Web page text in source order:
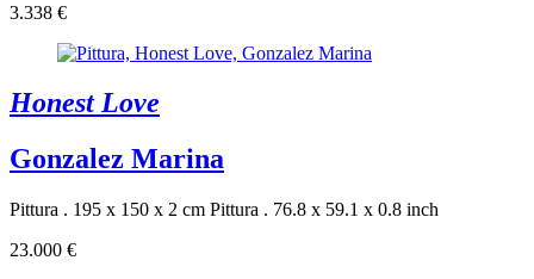
3.338 €
Honest Love
Gonzalez Marina
Pittura . 195 x 150 x 2 cm Pittura . 76.8 x 59.1 x 0.8 inch
23.000 €